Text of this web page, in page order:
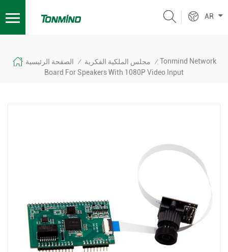
AR
الصفحة الرئيسية / مجلس الملكية الفكرية / Tonmind Network
Board For Speakers With 1080P Video Input